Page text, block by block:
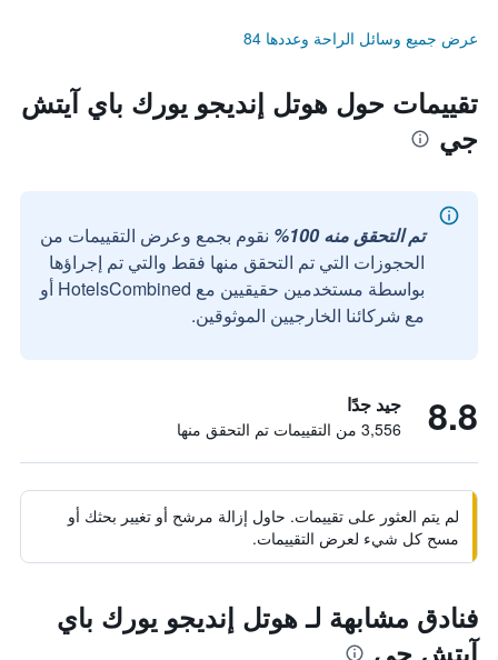
عرض جميع وسائل الراحة وعددها 84
تقييمات حول هوتل إنديجو يورك باي آيتش
جي
تم التحقق منه 100%
نقوم بجمع وعرض التقييمات من
الحجوزات التي تم التحقق منها فقط والتي تم إجراؤها
بواسطة مستخدمين حقيقيين مع HotelsCombined أو
مع شركائنا الخارجيين الموثوقين.
8.8 جيد جدًا
3,556 من التقييمات تم التحقق منها
لم يتم العثور على تقييمات. حاول إزالة مرشح أو تغيير بحثك أو
مسح كل شيء لعرض التقييمات.
فنادق مشابهة لـ هوتل إنديجو يورك باي
آيتش جي